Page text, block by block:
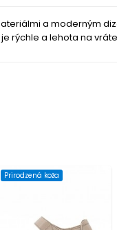
a moderným
rýchle a lehota na
Prirodzená koža